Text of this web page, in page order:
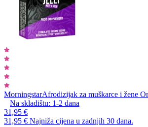
MorningstarAfrodizijak za muškarce i žene
Na skladištu: 1-2 dana
31,95 €
31,95 € Najniža cijena u zadnjih 30 dana.